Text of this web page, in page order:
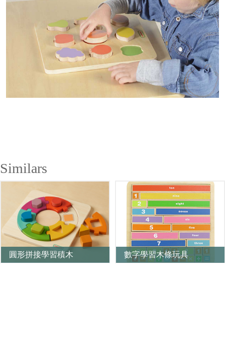
Similars
圓形拼接學習積木 數字學習木條玩具